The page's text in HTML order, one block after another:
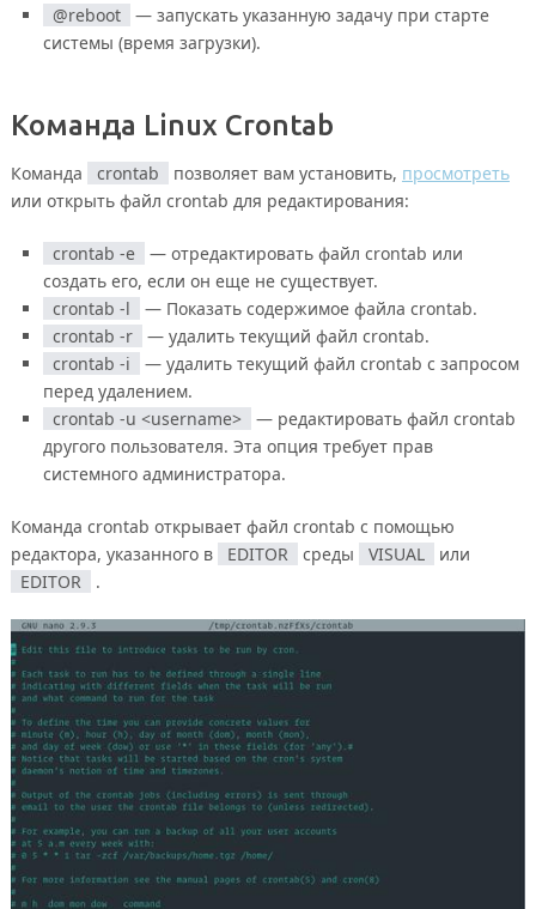
@reboot
— запускать указанную задачу при старте
системы (время загрузки).
Команда Linux Crontab
Команда crontab позволяет вам установить, просмотреть
или открыть файл crontab для редактирования:
crontab -e
— отредактировать файл crontab или
создать его, если он еще не существует.
crontab -l
— Показать содержимое файла crontab.
crontab -r
— удалить текущий файл crontab.
crontab -i
— удалить текущий файл crontab с запросом
перед удалением.
crontab -u <username>
— редактировать файл crontab
другого пользователя. Эта опция требует прав
системного администратора.
Команда crontab открывает файл crontab с помощью
редактора, указанного в
EDITOR среды VISUAL
или
EDITOR
.